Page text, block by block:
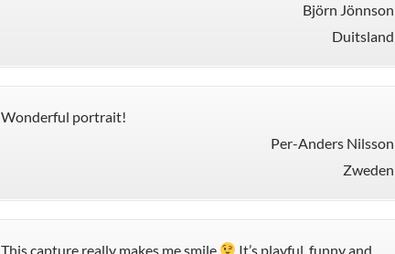
Björn Jönnson
Duitsland
Wonderful portrait!
Per-Anders Nilsson
Zweden
This capture really makes me smile
It’s playful, funny and